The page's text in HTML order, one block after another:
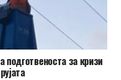
подготвеноста за кризи